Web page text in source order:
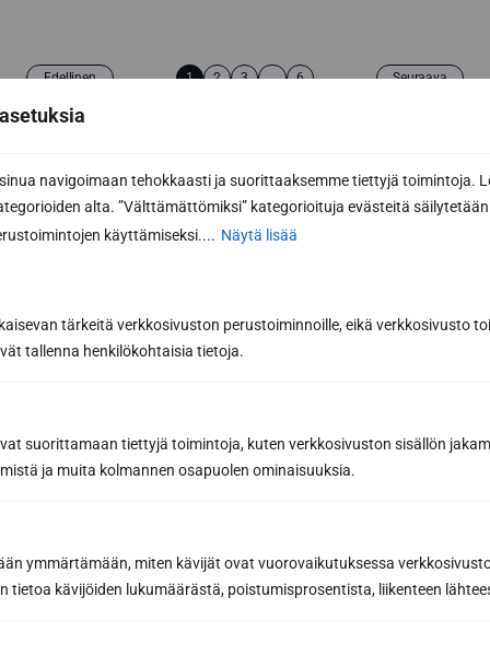
navigoimaan tehokkaasti ja suorittaaksemme tiettyjä toimintoja.
alta. ”Välttämättömiksi” kategorioituja evästeitä säilytetään
käyttämiseksi.... Näytä lisää
tärkeitä verkkosivuston perustoiminnoille, eikä verkkosivusto
tallenna henkilökohtaisia tietoja.
suorittamaan tiettyjä toimintoja, kuten verkkosivuston sisällön
ja muita kolmannen osapuolen ominaisuuksia.
ymmärtämään, miten kävijät ovat vuorovaikutuksessa
tietoa kävijöiden lukumäärästä, poistumisprosentista, liikenteen
Edellinen 1 2 3 ... 6 Seuraava
Pyydä tarjous
asiantuntijaan
Me odotamme, että saamme kuulla teidän
saunatoiveistanne! Voit soittaa
040 3470 220